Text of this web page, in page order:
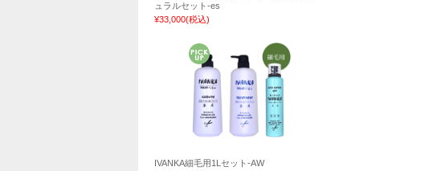
ュラルセット-es
¥33,000(税込)
IVANKA細毛用1Lセット-AW